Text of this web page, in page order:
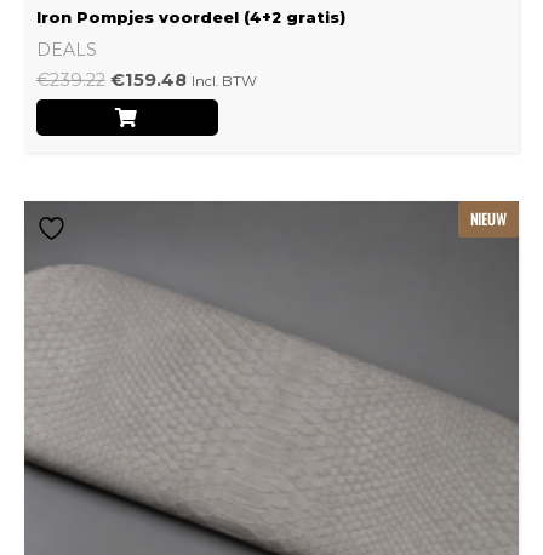
Iron Pompjes voordeel (4+2 gratis)
DEALS
€239.22 €159.48 Incl. BTW
NIEUW
meerdere
variaties.
gekozen
worden